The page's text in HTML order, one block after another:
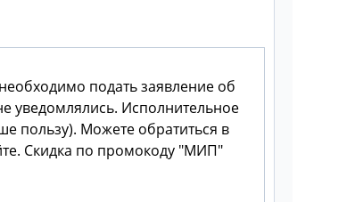
подать заявление об
уведомлялись. Исполнительное
пользу). Можете обратиться в
Скидка по промокоду "МИП"